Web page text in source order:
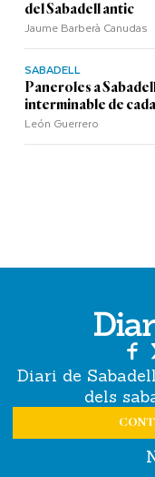
del Sabadell antic
Jaume Barberà Canudas
SABADELL
Paneroles a
interminable de
León Guerrero
Diari de
dels